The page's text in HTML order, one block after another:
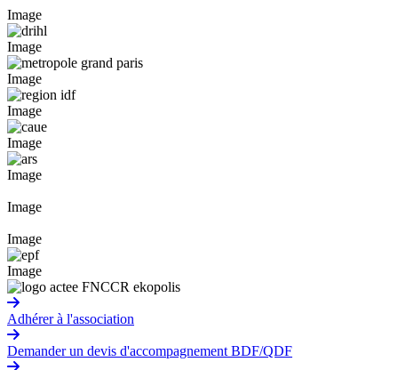
Image
Image
Image
Image
Image
Image
Image
Image
Image
Adhérer à l'association
Demander un devis d'accompagnement BDF/QDF